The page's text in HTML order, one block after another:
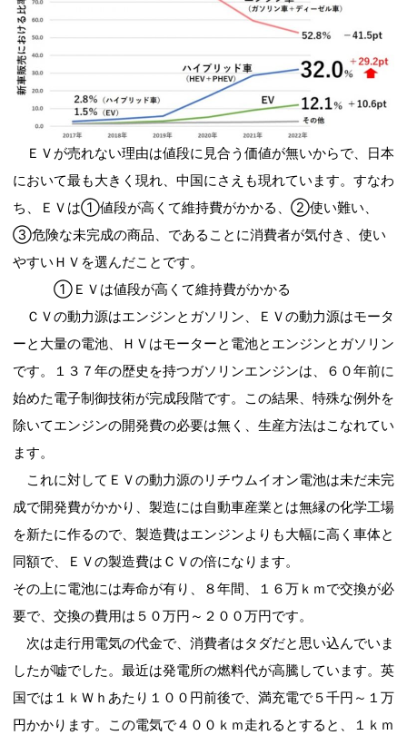
ＥＶが売れない理由は値段に見合う価値が無いからで、日本
において最も大きく現れ、中国にさえも現れています。すなわ
ち、ＥＶは①値段が高くて維持費がかかる、②使い難い、
③危険な未完成の商品、であることに消費者が気付き、使い
やすいＨＶを選んだことです。
①ＥＶは値段が高くて維持費がかかる
ＣＶの動力源はエンジンとガソリン、ＥＶの動力源はモータ
ーと大量の電池、ＨＶはモーターと電池とエンジンとガソリン
です。１３７年の歴史を持つガソリンエンジンは、６０年前に
始めた電子制御技術が完成段階です。この結果、特殊な例外を
除いてエンジンの開発費の必要は無く、生産方法はこなれてい
ます。
これに対してＥＶの動力源のリチウムイオン電池は未だ未完
成で開発費がかかり、製造には自動車産業とは無縁の化学工場
を新たに作るので、製造費はエンジンよりも大幅に高く車体と
同額で、ＥＶの製造費はＣＶの倍になります。
その上に電池には寿命が有り、８年間、１６万ｋｍで交換が必
要で、交換の費用は５０万円～２００万円です。
次は走行用電気の代金で、消費者はタダだと思い込んでいま
したが嘘でした。最近は発電所の燃料代が高騰しています。英
国では１ｋＷｈあたり１００円前後で、満充電で５千円～１万
円かかります。この電気で４００ｋｍ走れるとすると、１ｋｍ